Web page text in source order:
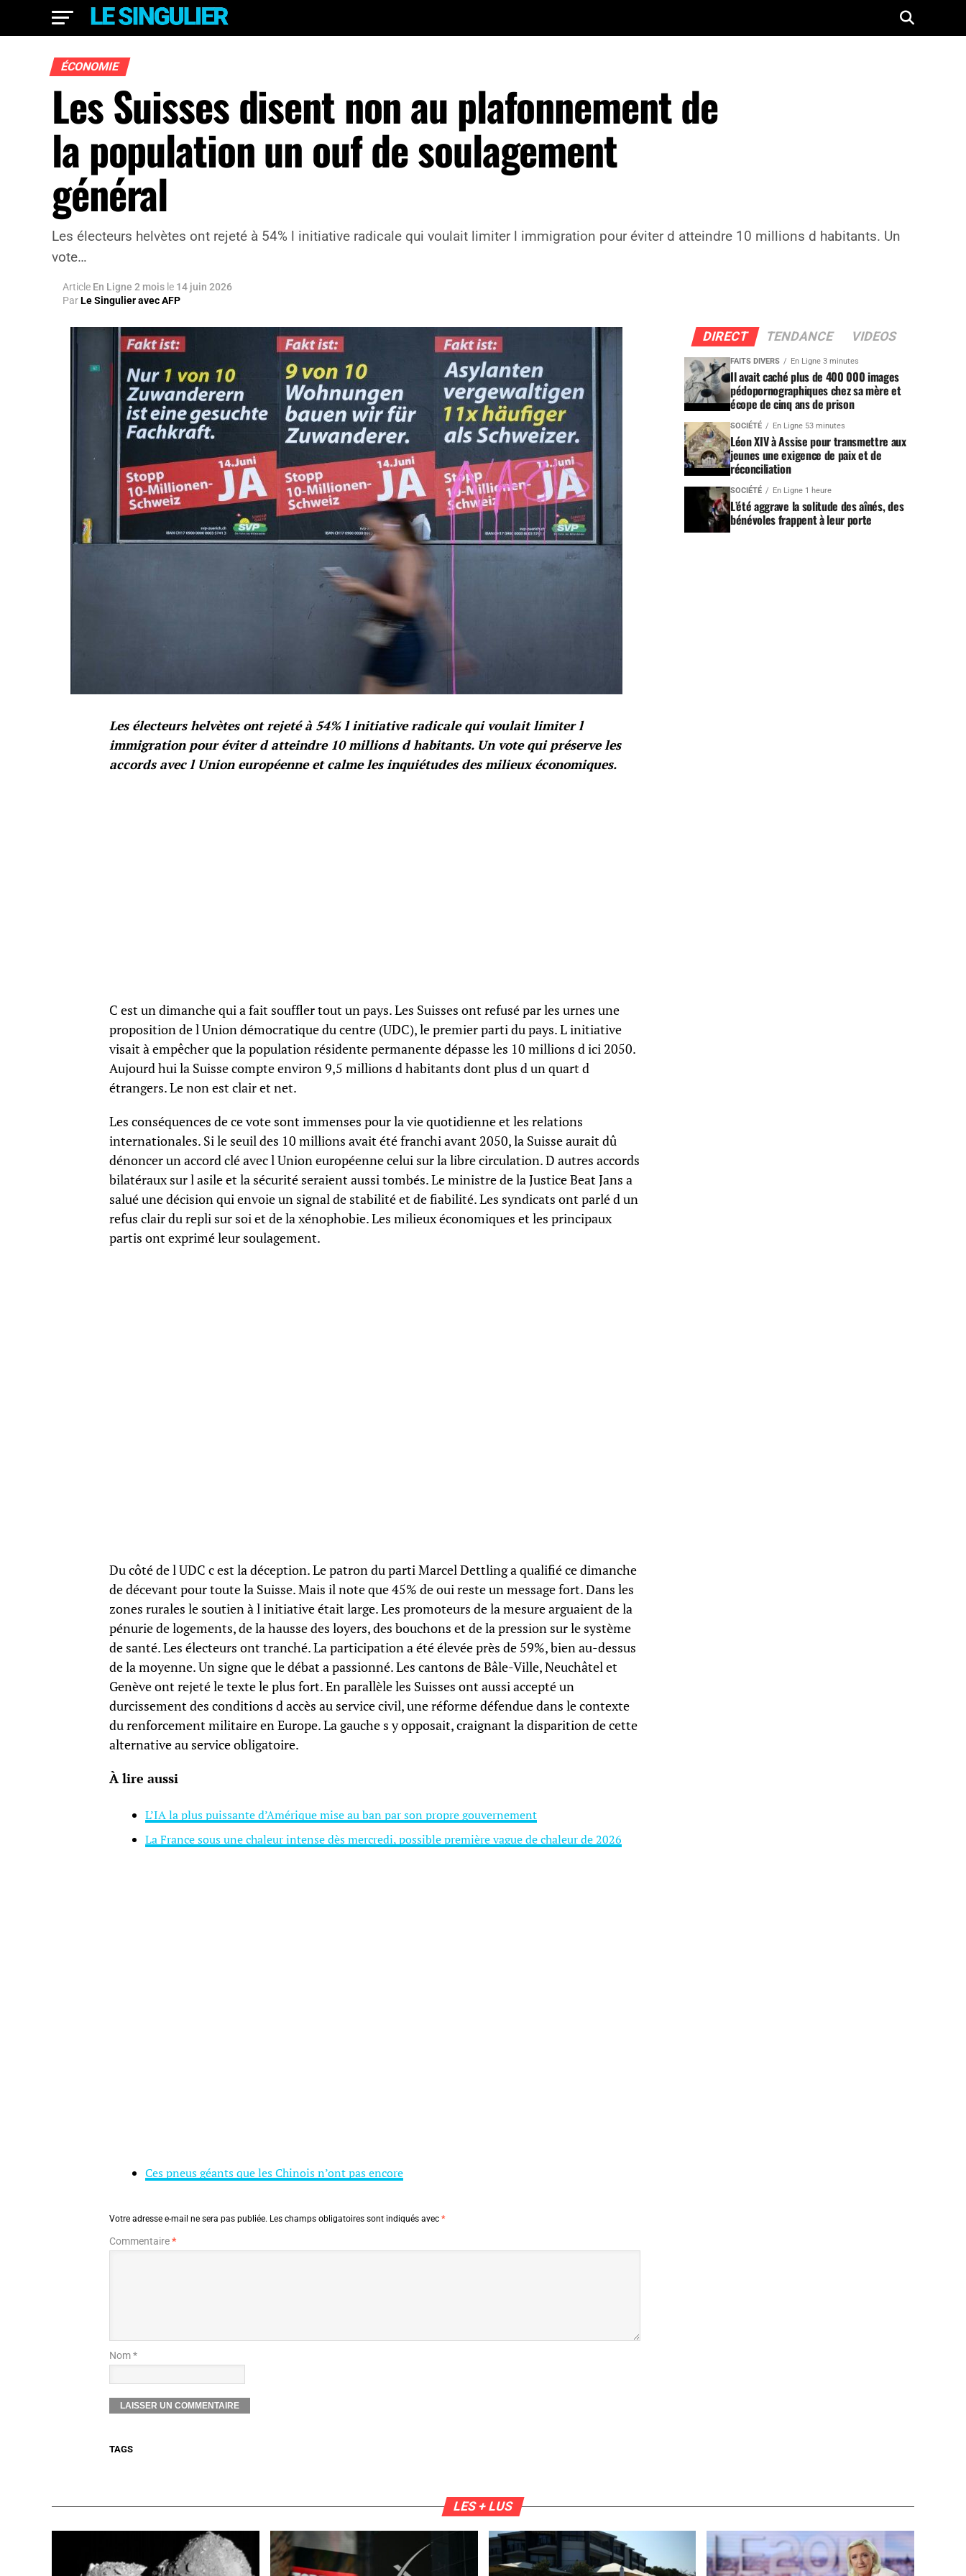
ÉCONOMIE
Les Suisses disent non au plafonnement de
la population un ouf de soulagement
général
Les électeurs helvètes ont rejeté à 54% l initiative radicale qui voulait limiter l immigration pour éviter d atteindre 10 millions d habitants. Un
vote…
Article En Ligne 2 mois le 14 juin 2026
ParLe Singulier avec AFP
Les électeurs helvètes ont rejeté à 54% l initiative radicale qui voulait limiter l
immigration pour éviter d atteindre 10 millions d habitants. Un vote qui préserve les
accords avec l Union européenne et calme les inquiétudes des milieux économiques.
C est un dimanche qui a fait souffler tout un pays. Les Suisses ont refusé par les urnes une
proposition de l Union démocratique du centre (UDC), le premier parti du pays. L initiative
visait à empêcher que la population résidente permanente dépasse les 10 millions d ici 2050.
Aujourd hui la Suisse compte environ 9,5 millions d habitants dont plus d un quart d
étrangers. Le non est clair et net.
Les conséquences de ce vote sont immenses pour la vie quotidienne et les relations
internationales. Si le seuil des 10 millions avait été franchi avant 2050, la Suisse aurait dû
dénoncer un accord clé avec l Union européenne celui sur la libre circulation. D autres accords
bilatéraux sur l asile et la sécurité seraient aussi tombés. Le ministre de la Justice Beat Jans a
salué une décision qui envoie un signal de stabilité et de fiabilité. Les syndicats ont parlé d un
refus clair du repli sur soi et de la xénophobie. Les milieux économiques et les principaux
partis ont exprimé leur soulagement.
Du côté de l UDC c est la déception. Le patron du parti Marcel Dettling a qualifié ce dimanche
de décevant pour toute la Suisse. Mais il note que 45% de oui reste un message fort. Dans les
zones rurales le soutien à l initiative était large. Les promoteurs de la mesure arguaient de la
pénurie de logements, de la hausse des loyers, des bouchons et de la pression sur le système
de santé. Les électeurs ont tranché. La participation a été élevée près de 59%, bien au-dessus
de la moyenne. Un signe que le débat a passionné. Les cantons de Bâle-Ville, Neuchâtel et
Genève ont rejeté le texte le plus fort. En parallèle les Suisses ont aussi accepté un
durcissement des conditions d accès au service civil, une réforme défendue dans le contexte
du renforcement militaire en Europe. La gauche s y opposait, craignant la disparition de cette
alternative au service obligatoire.
À lire aussi
L’IA la plus puissante d’Amérique mise au ban par son propre gouvernement
La France sous une chaleur intense dès mercredi, possible première vague de chaleur de 2026
Ces pneus géants que les Chinois n’ont pas encore
Votre adresse e-mail ne sera pas publiée. Les champs obligatoires sont indiqués avec *
Commentaire*
Nom *
TAGS
DIRECT TENDANCE VIDEOS
FAITS DIVERS En Ligne 3 minutes
Il avait caché plus de 400 000 images
pédopornographiques chez sa mère et
écope de cinq ans de prison
SOCIÉTÉ En Ligne 53 minutes
Léon XIV à Assise pour transmettre aux
jeunes une exigence de paix et de
réconciliation
SOCIÉTÉ En Ligne 1 heure
L’été aggrave la solitude des aînés, des
bénévoles frappent à leur porte
LES + LUS